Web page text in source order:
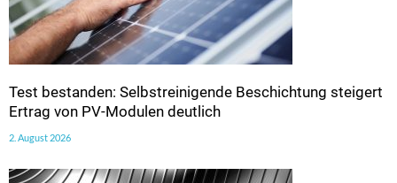
Test bestanden: Selbstreinigende Beschichtung steigert
Ertrag von PV-Modulen deutlich
2. August 2026